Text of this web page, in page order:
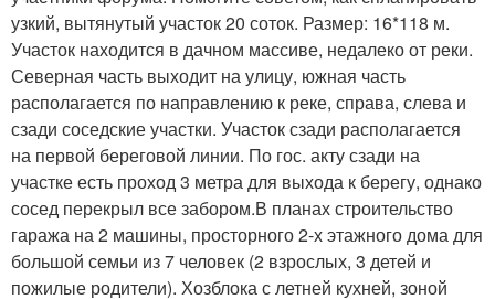
узкий, вытянутый участок 20 соток. Размер: 16*118 м.
Участок находится в дачном массиве, недалеко от реки.
Северная часть выходит на улицу, южная часть
располагается по направлению к реке, справа, слева и
сзади соседские участки. Участок сзади располагается
на первой береговой линии. По гос. акту сзади на
участке есть проход 3 метра для выхода к берегу, однако
сосед перекрыл все забором.В планах строительство
гаража на 2 машины, просторного 2-х этажного дома для
большой семьи из 7 человек (2 взрослых, 3 детей и
пожилые родители). Хозблока с летней кухней, зоной